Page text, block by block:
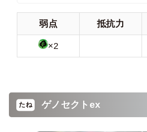
弱点 抵抗力
×2
ゲノセクトex